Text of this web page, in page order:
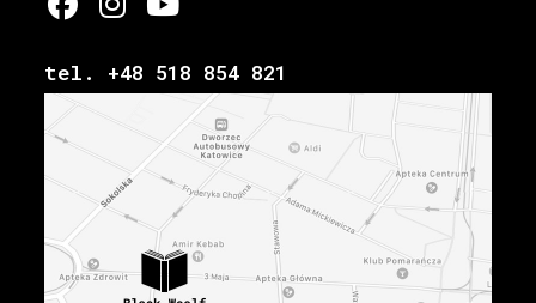
tel. +48 518 854 821